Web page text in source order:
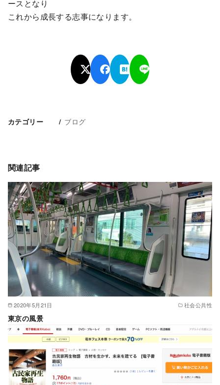
ースとなり
これから成長する志事になります。
カテゴリー ブログ
関連記事
2020年5月21日 社会公共性
東京の風景